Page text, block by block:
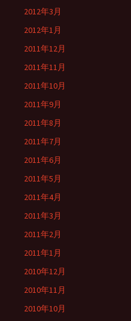
2012年3月
2012年1月
2011年12月
2011年11月
2011年10月
2011年9月
2011年8月
2011年7月
2011年6月
2011年5月
2011年4月
2011年3月
2011年2月
2011年1月
2010年12月
2010年11月
2010年10月